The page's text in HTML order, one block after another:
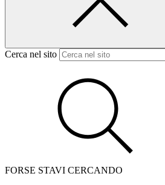
Cerca nel sito
FORSE STAVI CERCANDO